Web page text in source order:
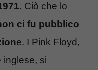
. Ciò che lo
ci fu pubblico
e. I Pink Floyd,
inglese, si